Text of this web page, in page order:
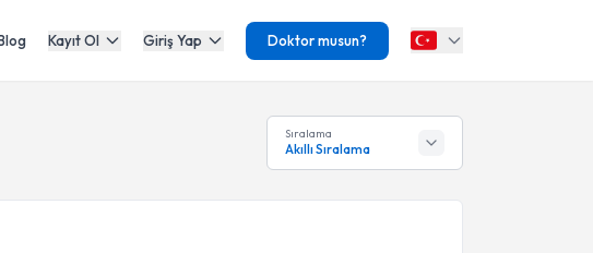
Kayıt Ol Giriş Yap Doktor musun?
Sıralama
Akıllı Sıralama